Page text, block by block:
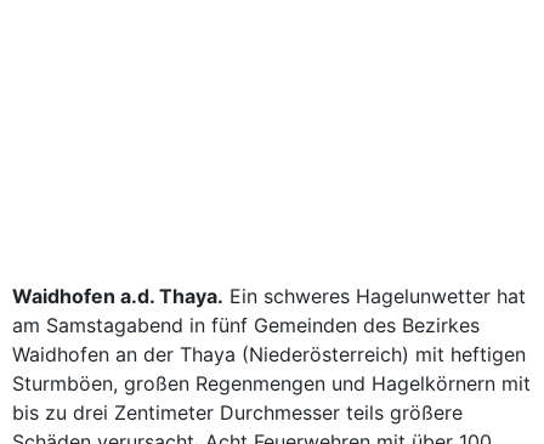
Waidhofen a.d. Thaya. Ein schweres Hagelunwetter hat
am Samstagabend in fünf Gemeinden des Bezirkes
Waidhofen an der Thaya (Niederösterreich) mit heftigen
Sturmböen, großen Regenmengen und Hagelkörnern mit
bis zu drei Zentimeter Durchmesser teils größere